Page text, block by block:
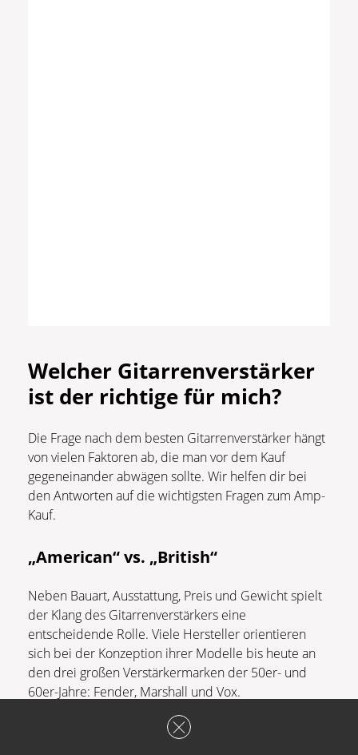
Welcher Gitarrenverstärker
ist der richtige für mich?
Die Frage nach dem besten Gitarrenverstärker hängt
von vielen Faktoren ab, die man vor dem Kauf
gegeneinander abwägen sollte. Wir helfen dir bei
den Antworten auf die wichtigsten Fragen zum Amp-
Kauf.
„American“ vs. „British“
Neben Bauart, Ausstattung, Preis und Gewicht spielt
der Klang des Gitarrenverstärkers eine
entscheidende Rolle. Viele Hersteller orientieren
sich bei der Konzeption ihrer Modelle bis heute an
den drei großen Verstärkermarken der 50er- und
60er-Jahre: Fender, Marshall und Vox.
wird dabei häufig verwendet,